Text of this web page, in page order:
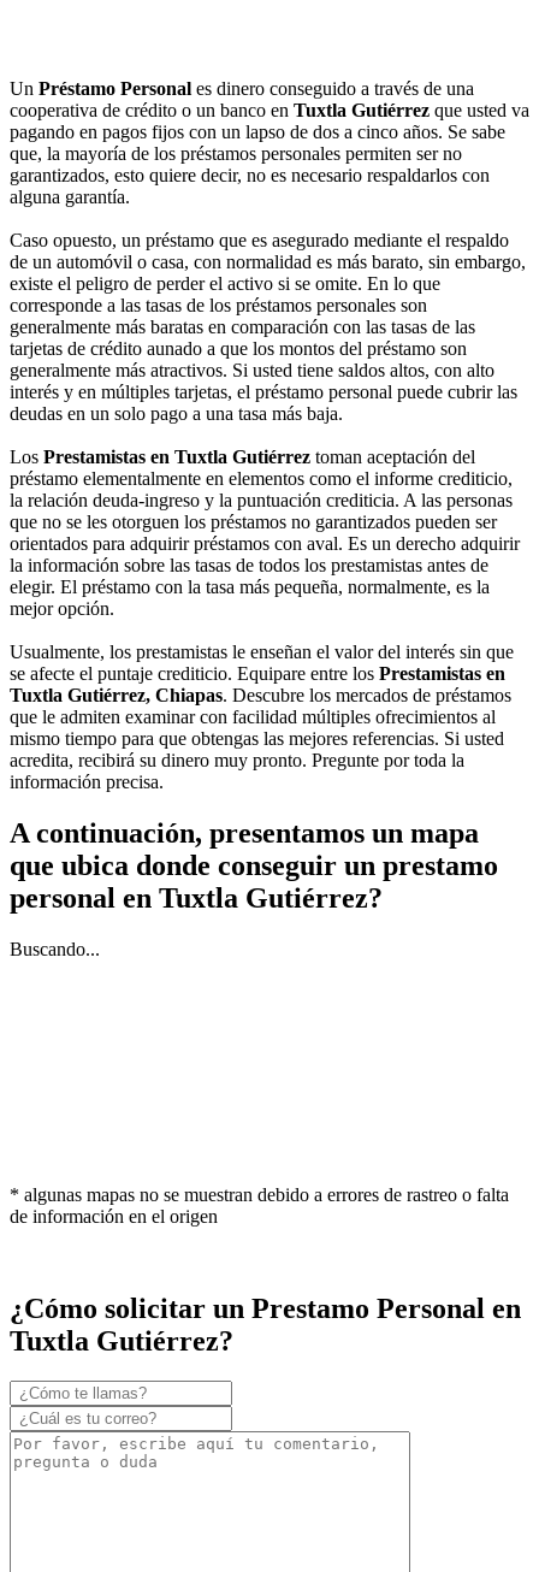
Un Préstamo Personal es dinero conseguido a través de una
cooperativa de crédito o un banco en Tuxtla Gutiérrez que usted va
pagando en pagos fijos con un lapso de dos a cinco años. Se sabe
que, la mayoría de los préstamos personales permiten ser no
garantizados, esto quiere decir, no es necesario respaldarlos con
alguna garantía.
Caso opuesto, un préstamo que es asegurado mediante el respaldo
de un automóvil o casa, con normalidad es más barato, sin embargo,
existe el peligro de perder el activo si se omite. En lo que
corresponde a las tasas de los préstamos personales son
generalmente más baratas en comparación con las tasas de las
tarjetas de crédito aunado a que los montos del préstamo son
generalmente más atractivos. Si usted tiene saldos altos, con alto
interés y en múltiples tarjetas, el préstamo personal puede cubrir las
deudas en un solo pago a una tasa más baja.
Los Prestamistas en Tuxtla Gutiérrez toman aceptación del
préstamo elementalmente en elementos como el informe crediticio,
la relación deuda-ingreso y la puntuación crediticia. A las personas
que no se les otorguen los préstamos no garantizados pueden ser
orientados para adquirir préstamos con aval. Es un derecho adquirir
la información sobre las tasas de todos los prestamistas antes de
elegir. El préstamo con la tasa más pequeña, normalmente, es la
mejor opción.
Usualmente, los prestamistas le enseñan el valor del interés sin que
se afecte el puntaje crediticio. Equipare entre los Prestamistas en
Tuxtla Gutiérrez, Chiapas. Descubre los mercados de préstamos
que le admiten examinar con facilidad múltiples ofrecimientos al
mismo tiempo para que obtengas las mejores referencias. Si usted
acredita, recibirá su dinero muy pronto. Pregunte por toda la
información precisa.
A continuación, presentamos un mapa
que ubica donde conseguir un prestamo
personal en Tuxtla Gutiérrez?
Buscando...
* algunas mapas no se muestran debido a errores de rastreo o falta
de información en el origen
¿Cómo solicitar un Prestamo Personal en
Tuxtla Gutiérrez?